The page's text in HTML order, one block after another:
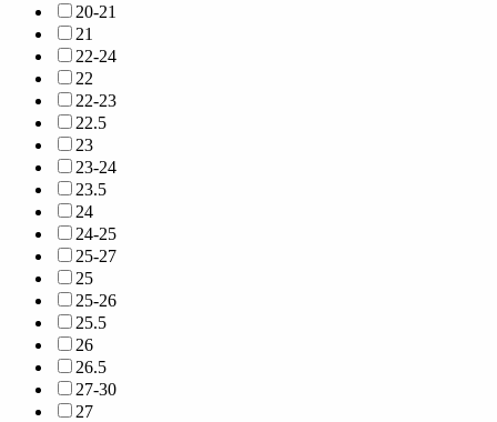
20-21
21
22-24
22
22-23
22.5
23
23-24
23.5
24
24-25
25-27
25
25-26
25.5
26
26.5
27-30
27